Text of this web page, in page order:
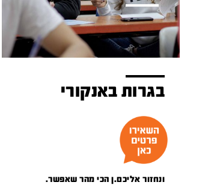
בגרות באנקורי
ונחזור אליכם.ן הכי מהר שאפשר.